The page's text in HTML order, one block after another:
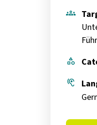
groups
category
hearing